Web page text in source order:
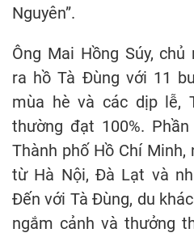
Nguyên”.
Ông Mai Hồng Súy,
ra hồ Tà Đùng với 11
mùa hè và các dịp lễ,
thường đạt 100%.
Thành phố Hồ Chí
từ Hà Nội, Đà Lạt và
Đến với Tà Đùng, du
ngắm cảnh và thưởng